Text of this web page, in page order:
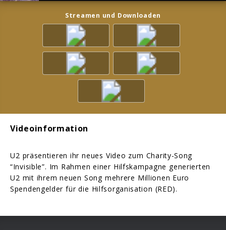
Streamen und Downloaden
Videoinformation
U2 präsentieren ihr neues Video zum Charity-Song
“Invisible”. Im Rahmen einer Hilfskampagne generierten
U2 mit ihrem neuen Song mehrere Millionen Euro
Spendengelder für die Hilfsorganisation (RED).